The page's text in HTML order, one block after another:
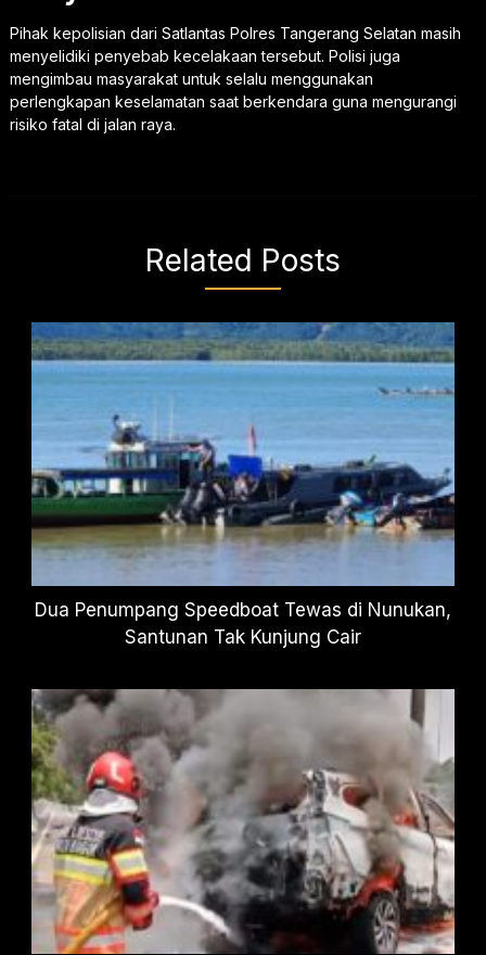
Pihak kepolisian dari Satlantas Polres Tangerang Selatan masih
menyelidiki penyebab kecelakaan tersebut. Polisi juga
mengimbau masyarakat untuk selalu menggunakan
perlengkapan keselamatan saat berkendara guna mengurangi
risiko fatal di jalan raya.
Related Posts
Dua Penumpang Speedboat Tewas di Nunukan,
Santunan Tak Kunjung Cair